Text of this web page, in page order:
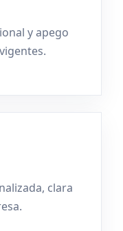
y apego
clara